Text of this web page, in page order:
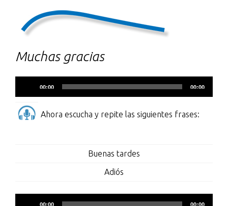
Muchas gracias
de
audio
00:00 00:00
Ahora escucha y repite las siguientes frases:
Buenas tardes
Adiós
00:00 00:00